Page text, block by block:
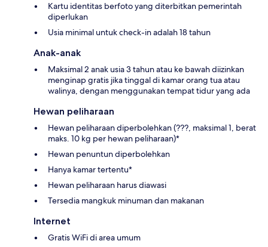
Kartu identitas berfoto yang diterbitkan pemerintah
diperlukan
Usia minimal untuk check-in adalah 18 tahun
Anak-anak
Maksimal 2 anak usia 3 tahun atau ke bawah diizinkan
menginap gratis jika tinggal di kamar orang tua atau
walinya, dengan menggunakan tempat tidur yang ada
Hewan peliharaan
Hewan peliharaan diperbolehkan (???, maksimal 1, berat
maks. 10 kg per hewan peliharaan)*
Hewan penuntun diperbolehkan
Hanya kamar tertentu*
Hewan peliharaan harus diawasi
Tersedia mangkuk minuman dan makanan
Internet
Gratis WiFi di area umum